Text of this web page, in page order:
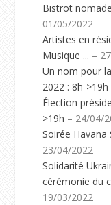
Bistrot
01/05/2022
Artistes en
Musique ... –
Un nom pour
2022 : 8h->19h
Élection
>19h – 24/04/
Soirée Havana
23/04/2022
Solidarité
cérémonie du
19/03/2022